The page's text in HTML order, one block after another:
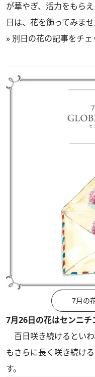
が華やぎ、活力をもら
日は、花を飾ってみま
» 別日の花の記事をチェ
7月の
7月26日の花はセンニチ
百日咲き続けるとい
もさらに長く咲き続け
す。